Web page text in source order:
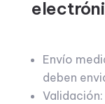
Envío
deben
Validación: